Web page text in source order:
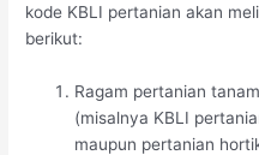
kode KBLI pertanian akan
berikut:
Ragam pertanian
(misalnya KBLI
maupun pertanian